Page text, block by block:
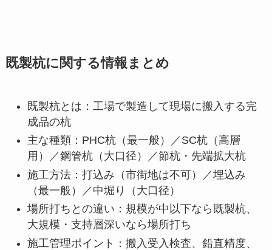
既製杭に関する情報まとめ
既製杭とは：工場で製造して現場に搬入する完
成品の杭
主な種類：PHC杭（最一般）／SC杭（高層
用）／鋼管杭（大口径）／節杭・先端拡大杭
施工方法：打込み（市街地は不可）／埋込み
（最一般）／中堀り（大口径）
場所打ちとの違い：規模が中以下なら既製杭、
大規模・支持層深いなら場所打ち
施工管理ポイント：搬入受入検査、鉛直精度、